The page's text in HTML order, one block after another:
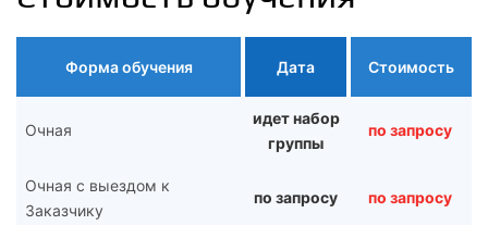
Форма обучения Дата Стоимость
Очная
идет набор
группы
по запросу
Очная с выездом к
Заказчику
по запросу по запросу